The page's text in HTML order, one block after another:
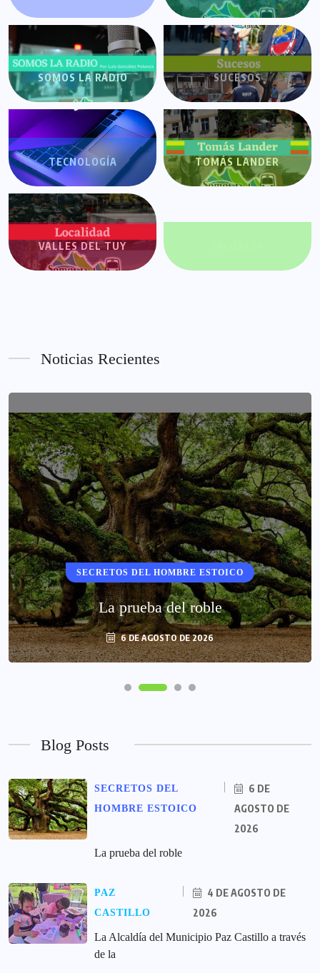
SOMOS LA RADIO SUCESOS
TECNOLOGÍA TOMÁS LANDER
VALLES DEL TUY
Noticias Recientes
SECRETOS DEL HOMBRE ESTOICO
La prueba del roble
6 DE AGOSTO DE 2026
Blog Posts
SECRETOS DEL
HOMBRE ESTOICO
6 DE
AGOSTO DE
2026
La prueba del roble
PAZ
CASTILLO
4 DE AGOSTO DE
2026
La Alcaldía del Municipio Paz Castillo a través
de la